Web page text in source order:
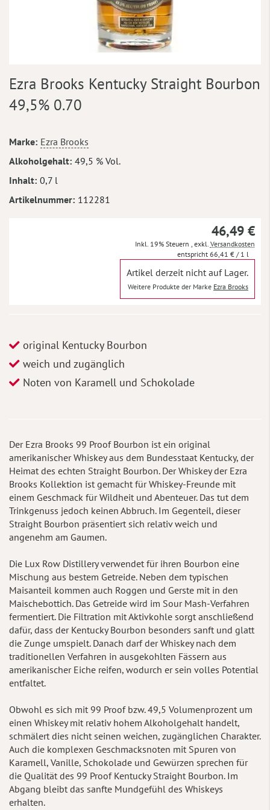
Anfang
der
Bildergalerie
Ezra Brooks Kentucky Straight Bourbon
49,5% 0.70
Mehr
Informationen
Marke Ezra Brooks
Alkoholgehalt 49,5 % Vol.
Inhalt 0,7 l
Artikelnummer 112281
46,49 €
Inkl. 19% Steuern exkl. Versandkosten
66,41 € / 1 l
Artikel derzeit nicht auf Lager.
Weitere Produkte der Marke Ezra Brooks
original Kentucky Bourbon
weich und zugänglich
Noten von Karamell und Schokolade
Der Ezra Brooks 99 Proof Bourbon ist ein original
amerikanischer Whiskey aus dem Bundesstaat Kentucky, der
Heimat des echten Straight Bourbon. Der Whiskey der Ezra
Brooks Kollektion ist gemacht für Whiskey-Freunde mit
einem Geschmack für Wildheit und Abenteuer. Das tut dem
Trinkgenuss jedoch keinen Abbruch. Im Gegenteil, dieser
Straight Bourbon präsentiert sich relativ weich und
angenehm am Gaumen.
Die Lux Row Distillery verwendet für ihren Bourbon eine
Mischung aus bestem Getreide. Neben dem typischen
Maisanteil kommen auch Roggen und Gerste mit in den
Maischebottich. Das Getreide wird im Sour Mash-Verfahren
fermentiert. Die Filtration mit Aktivkohle sorgt anschließend
dafür, dass der Kentucky Bourbon besonders sanft und glatt
die Zunge umspielt. Danach darf der Whiskey nach dem
traditionellen Verfahren in ausgekohlten Fässern aus
amerikanischer Eiche reifen, wodurch er sein volles Potential
entfaltet.
Obwohl es sich mit 99 Proof bzw. 49,5 Volumenprozent um
einen Whiskey mit relativ hohem Alkoholgehalt handelt,
schmälert dies nicht seinen weichen, zugänglichen Charakter.
Auch die komplexen Geschmacksnoten mit Spuren von
Karamell, Vanille, Schokolade und Gewürzen sprechen für
die Qualität des 99 Proof Kentucky Straight Bourbon. Im
Abgang bleibt das sanfte Mundgefühl des Whiskeys
erhalten.